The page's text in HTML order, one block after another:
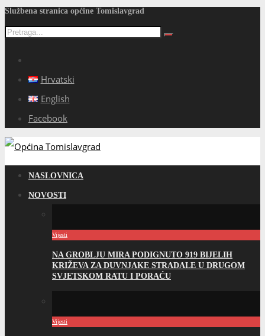
Službena stranica općine Tomislavgrad
Hrvatski
English
Facebook
NASLOVNICA
NOVOSTI
Vijesti
NA GROBLJU MIRA PODIGNUTO 919 BIJELIH
KRIŽEVA ZA DUVNJAKE STRADALE U DRUGOM
SVJETSKOM RATU I PORAĆU
Vijesti